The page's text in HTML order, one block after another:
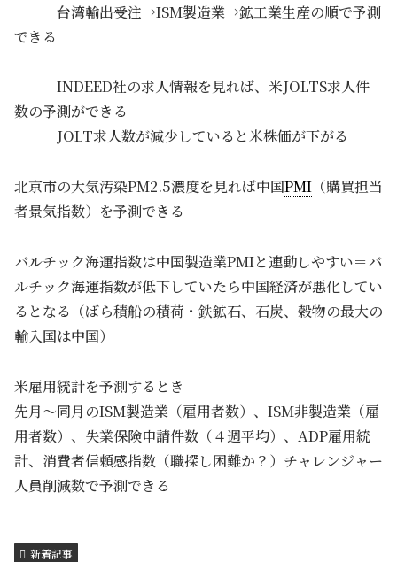
台湾輸出受注→ISM製造業→鉱工業生産の順で予測
できる
INDEED社の求人情報を見れば、米JOLTS求人件
数の予測ができる
JOLT求人数が減少していると米株価が下がる
北京市の大気汚染PM2.5濃度を見れば中国PMI （購買担当
者景気指数）を予測できる
バルチック海運指数は中国製造業PMIと連動しやすい＝バ
ルチック海運指数が低下していたら中国経済が悪化してい
るとなる（ばら積船の積荷・鉄鉱石、石炭、穀物の最大の
輸入国は中国）
米雇用統計を予測するとき
先月～同月のISM製造業（雇用者数）、ISM非製造業（雇
用者数）、失業保険申請件数（４週平均）、ADP雇用統
計、消費者信頼感指数（職探し困難か？）チャレンジャー
人員削減数で予測できる
新着記事